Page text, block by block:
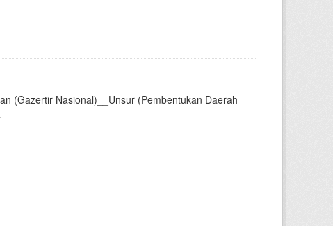
(Gazertir Nasional)__Unsur (Pembentukan Daerah